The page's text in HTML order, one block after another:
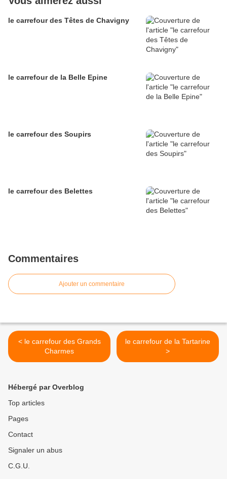
le carrefour des Têtes de Chavigny
le carrefour de la Belle Epine
le carrefour des Soupirs
le carrefour des Belettes
Commentaires
Ajouter un commentaire
< le carrefour des Grands
Charmes
le carrefour de la Tartarine
>
Hébergé par Overblog
Top articles
Pages
Contact
Signaler un abus
C.G.U.